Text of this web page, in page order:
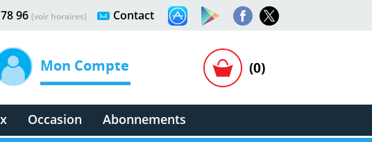
Contact
96 (voir horaires)
Mon Compte (0)
Occasion Abonnements